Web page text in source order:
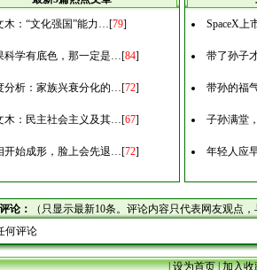
木：“文化强国”能力…[79]
科学有底色，那一定是…[84]
分析：家族兴衰分化的…[72]
木：民主社会主义及其…[67]
开始成形，脸上会先退…[72]
SpaceX
带了孙子
带孙的福
子孙满堂
年轻人应
论：
（只显示最新10条。评论内容只代表网友观点
何评论
|设为首页|加入收